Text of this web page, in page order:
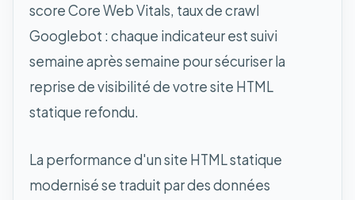
score Core Web Vitals, taux de crawl
Googlebot : chaque indicateur est suivi
semaine après semaine pour sécuriser la
reprise de visibilité de votre site HTML
statique refondu.
La performance d'un site HTML statique
modernisé se traduit par des données